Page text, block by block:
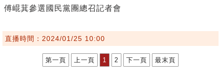
傅崐萁參選國民黨團總召記者會
直播時間：2024/01/25 10:00
第一頁 上一頁 1 2 下一頁 最末頁